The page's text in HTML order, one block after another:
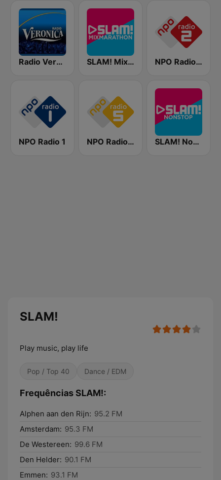
Radio Veronica SLAM! Mixmarathon NPO Radio 2
NPO Radio 1 NPO Radio 5 SLAM! Nonstop
SLAM!
Play music, play life
Pop / Top 40 Dance / EDM
Frequências SLAM!:
Alphen aan den Rijn: 95.2 FM
Amsterdam: 95.3 FM
De Westereen: 99.6 FM
Den Helder: 90.1 FM
Emmen: 93.1 FM